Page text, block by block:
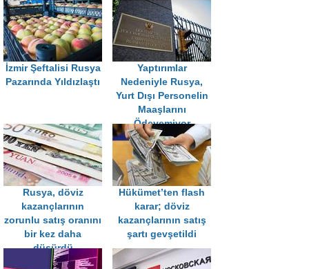
İzmir Şeftalisi Rusya
Pazarında Yıldızlaştı
Yaptırımlar
Nedeniyle Rusya,
Yurt Dışı Personelin
Maaşlarını
Ödeyemiyor
Rusya, döviz
kazançlarının
zorunlu satış oranını
bir kez daha
düşürdü
Hükümet’ten flash
karar; döviz
kazançlarının satış
şartı gevşetildi